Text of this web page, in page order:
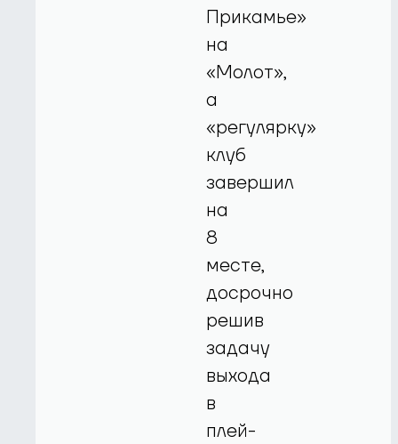
Прикамье»
на
«Молот»,
а
«регулярку»
клуб
завершил
на
8
месте,
досрочно
решив
задачу
выхода
в
плей-